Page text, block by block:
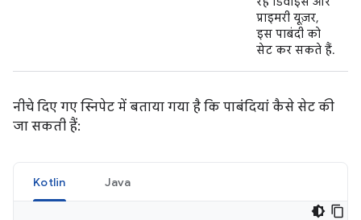
प्राइमरी यूज़र,
इस पाबंदी को
सेट कर सकते हैं.
नीचे दिए गए स्निपेट में बताया गया है कि पाबंदियां कैसे सेट की
जा सकती हैं:
Kotlin Java